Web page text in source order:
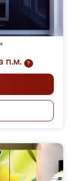
п.м.
?